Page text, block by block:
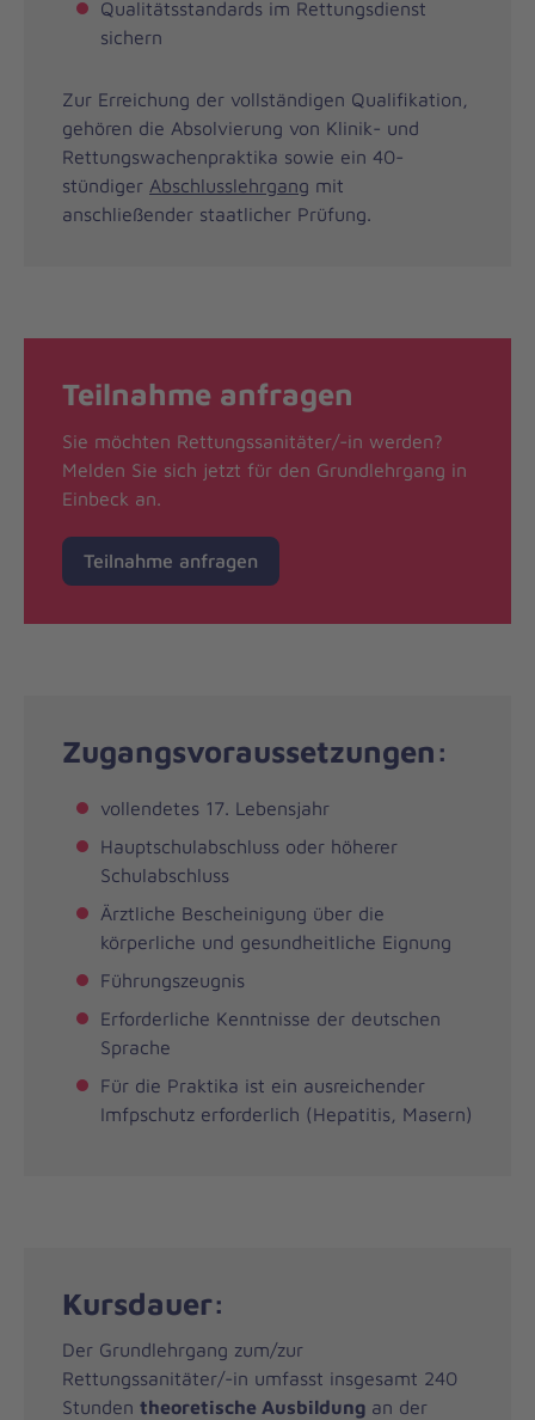
Qualitätsstandards im Rettungsdienst
sichern
Zur Erreichung der vollständigen Qualifikation,
gehören die Absolvierung von Klinik- und
Rettungswachenpraktika sowie ein 40-
stündiger Abschlusslehrgang mit
anschließender staatlicher Prüfung.
Teilnahme anfragen
Sie möchten Rettungssanitäter/-in werden?
Melden Sie sich jetzt für den Grundlehrgang in
Einbeck an.
Teilnahme anfragen
Zugangsvoraussetzungen:
vollendetes 17. Lebensjahr
Hauptschulabschluss oder höherer
Schulabschluss
Ärztliche Bescheinigung über die
körperliche und gesundheitliche Eignung
Führungszeugnis
Erforderliche Kenntnisse der deutschen
Sprache
Für die Praktika ist ein ausreichender
Imfpschutz erforderlich (Hepatitis, Masern)
Kursdauer:
Der Grundlehrgang zum/zur
Rettungssanitäter/-in umfasst insgesamt 240
Stunden theoretische Ausbildung an der